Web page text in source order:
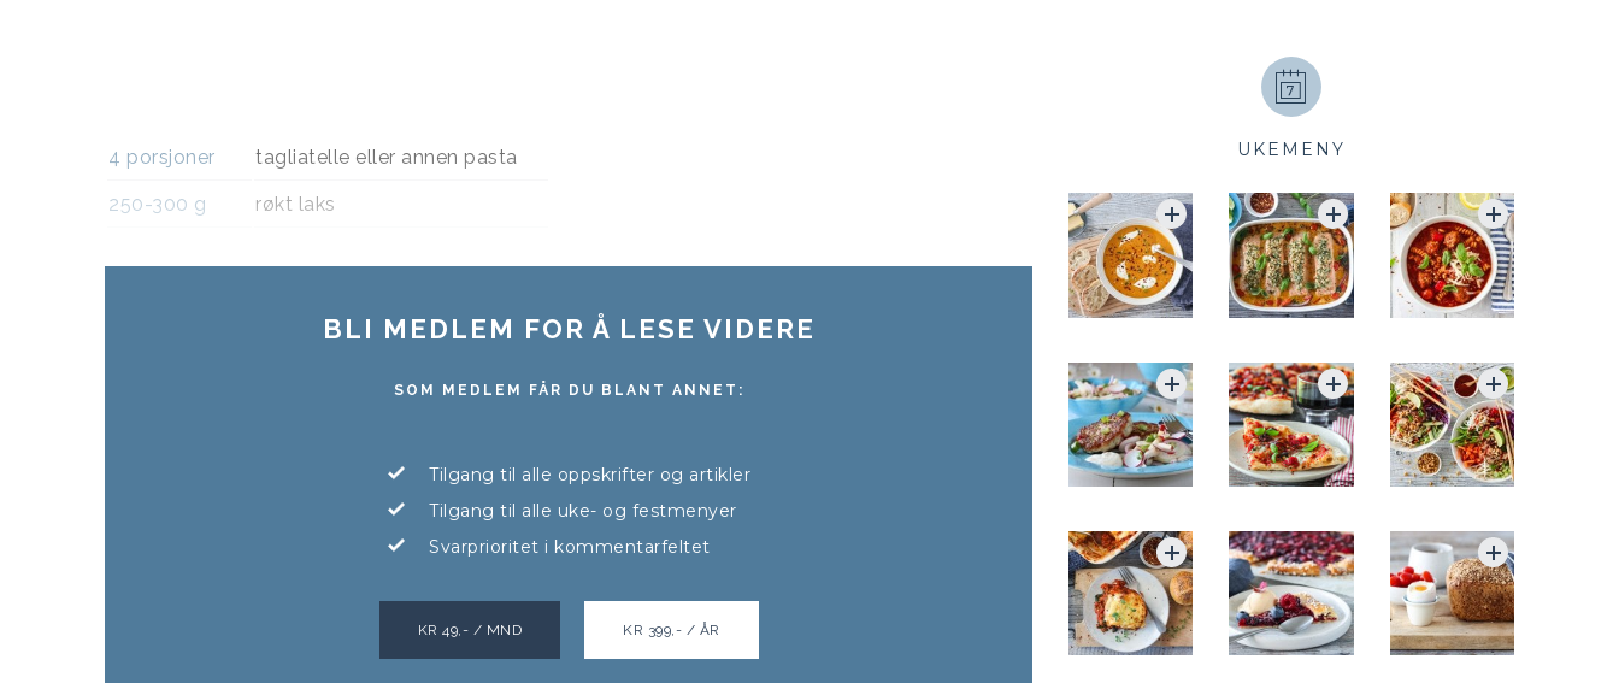
4 porsjoner tagliatelle eller annen pasta
250-300 g røkt laks
BLI MEDLEM FOR Å LESE VIDERE
SOM MEDLEM FÅR DU BLANT ANNET:
Tilgang til alle oppskrifter og artikler
Tilgang til alle uke- og festmenyer
Svarprioritet i kommentarfeltet
KR 49,- / MND KR 399,- / ÅR
UKEMENY